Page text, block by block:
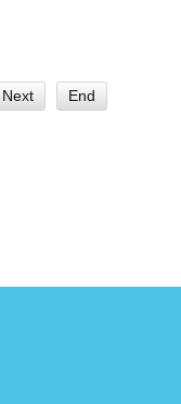
Next End